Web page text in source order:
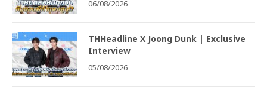
06/08/2026
THHeadline X Joong Dunk | Exclusive
Interview
05/08/2026